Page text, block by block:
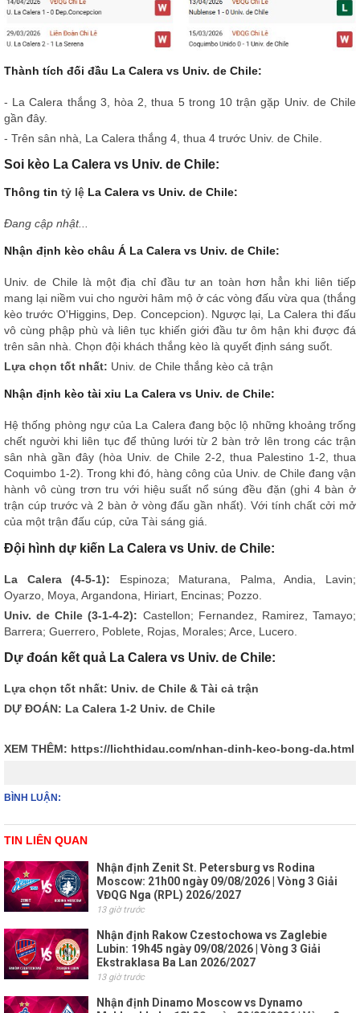
Thành tích đối đầu La Calera vs Univ. de Chile:
- La Calera thắng 3, hòa 2, thua 5 trong 10 trận gặp Univ. de Chile
gần đây.
- Trên sân nhà, La Calera thắng 4, thua 4 trước Univ. de Chile.
Soi kèo La Calera vs Univ. de Chile:
Thông tin tỷ lệ La Calera vs Univ. de Chile:
Đang cập nhật...
Nhận định kèo châu Á La Calera vs Univ. de Chile:
Univ. de Chile là một địa chỉ đầu tư an toàn hơn hẳn khi liên tiếp
mang lại niềm vui cho người hâm mộ ở các vòng đấu vừa qua (thắng
kèo trước O'Higgins, Dep. Concepcion). Ngược lại, La Calera thi đấu
vô cùng phập phù và liên tục khiến giới đầu tư ôm hận khi được đá
trên sân nhà. Chọn đội khách thắng kèo là quyết định sáng suốt.
Lựa chọn tốt nhất: Univ. de Chile thắng kèo cả trận
Nhận định kèo tài xỉu La Calera vs Univ. de Chile:
Hệ thống phòng ngự của La Calera đang bộc lộ những khoảng trống
chết người khi liên tục để thủng lưới từ 2 bàn trở lên trong các trận
sân nhà gần đây (hòa Univ. de Chile 2-2, thua Palestino 1-2, thua
Coquimbo 1-2). Trong khi đó, hàng công của Univ. de Chile đang vận
hành vô cùng trơn tru với hiệu suất nổ súng đều đặn (ghi 4 bàn ở
trận cúp trước và 2 bàn ở vòng đấu gần nhất). Với tính chất cởi mở
của một trận đấu cúp, cửa Tài sáng giá.
Đội hình dự kiến La Calera vs Univ. de Chile:
La Calera (4-5-1): Espinoza; Maturana, Palma, Andia, Lavin;
Oyarzo, Moya, Argandona, Hiriart, Encinas; Pozzo.
Univ. de Chile (3-1-4-2): Castellon; Fernandez, Ramirez, Tamayo;
Barrera; Guerrero, Poblete, Rojas, Morales; Arce, Lucero.
Dự đoán kết quả La Calera vs Univ. de Chile:
Lựa chọn tốt nhất: Univ. de Chile & Tài cả trận
DỰ ĐOÁN: La Calera 1-2 Univ. de Chile
XEM THÊM: https://lichthidau.com/nhan-dinh-keo-bong-da.html
BÌNH LUẬN:
TIN LIÊN QUAN
Nhận định Zenit St. Petersburg vs Rodina
Moscow: 21h00 ngày 09/08/2026 | Vòng 3 Giải
VĐQG Nga (RPL) 2026/2027
13 giờ trước
Nhận định Rakow Czestochowa vs Zaglebie
Lubin: 19h45 ngày 09/08/2026 | Vòng 3 Giải
Ekstraklasa Ba Lan 2026/2027
13 giờ trước
Nhận định Dinamo Moscow vs Dynamo